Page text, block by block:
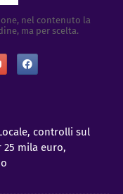
nel contenuto la
ma per scelta.
controlli sul
mila euro,